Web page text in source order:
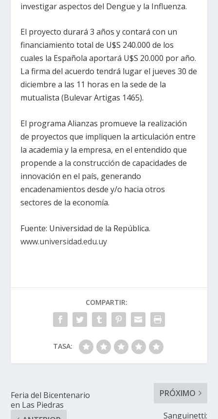
investigar aspectos del Dengue y la Influenza.
El proyecto durará 3 años y contará con un
financiamiento total de U$S 240.000 de los
cuales la Española aportará U$S 20.000 por año.
La firma del acuerdo tendrá lugar el jueves 30 de
diciembre a las 11 horas en la sede de la
mutualista (Bulevar Artigas 1465).
El programa Alianzas promueve la realización
de proyectos que impliquen la articulación entre
la academia y la empresa, en el entendido que
propende a la construcción de capacidades de
innovación en el país, generando
encadenamientos desde y/o hacia otros
sectores de la economía.
Fuente: Universidad de la República.
www.universidad.edu.uy
COMPARTIR:
TASA:
Feria del Bicentenario
en Las Piedras
PRÓXIMO
Sanguinetti: